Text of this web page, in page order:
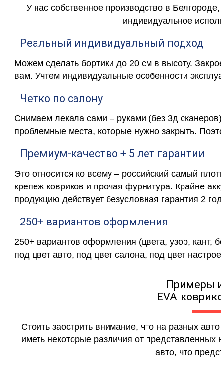
У нас собственное производство в
индивидуальное
Реальный индивидуальный подход
Можем сделать бортики до 20 см в высоту.
вам. Учтем индивидуальные особенности
Четко по салону
Снимаем лекала сами – руками (без 3д
проблемные места, которые нужно закрыть.
Премиум-качество + 5 лет гарантии
Это относится ко всему – российский самый
крепеж ковриков и прочая фурнитура. Крайне
продукцию действует безусловная гарантия 2
250+ вариантов оформления
250+ вариантов оформления (цвета, узор, кант,
под цвет авто, под цвет салона, под цвет
Примеры
EVA-
Стоить заострить внимание, что на разных
иметь некоторые различия от
авто, что